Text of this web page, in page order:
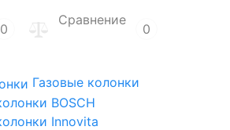
0
Сравнение
0
Газовые колонки
BOSCH
Innovita